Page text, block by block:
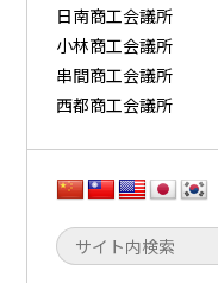
日南商工会議所
小林商工会議所
串間商工会議所
西都商工会議所